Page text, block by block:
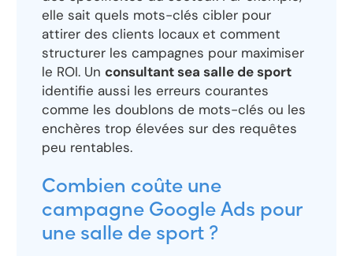
elle sait quels mots-clés cibler pour
attirer des clients locaux et comment
structurer les campagnes pour maximiser
le ROI. Un consultant sea salle de sport
identifie aussi les erreurs courantes
comme les doublons de mots-clés ou les
enchères trop élevées sur des requêtes
peu rentables.
Combien coûte une
campagne Google Ads pour
une salle de sport ?